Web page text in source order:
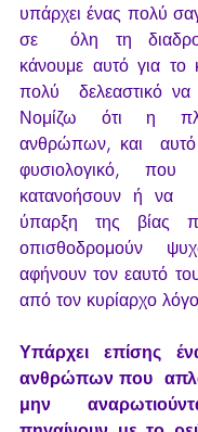
υπάρχει ένας πολύ
σε  όλη τη
κάνουμε αυτό για το
πολύ  δελεαστικό να
Νομίζω ότι η
ανθρώπων, και  αυτό
φυσιολογικό, που
κατανοήσουν ή να
ύπαρξη της βίας
οπισθοδρομούν
αφήνουν τον εαυτό
από τον κυρίαρχο
Υπάρχει επίσης
ανθρώπων που
μην